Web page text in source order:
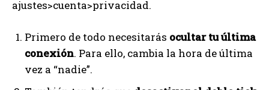
ajustes>cuenta>privacidad.
Primero de todo necesitarás ocultar tu última
conexión. Para ello, cambia la hora de última
vez a “nadie”.